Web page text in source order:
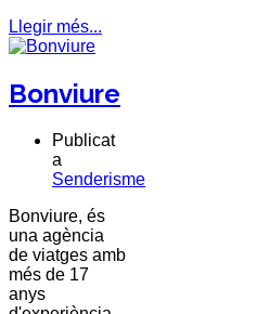
Llegir més...
Bonviure
Publicat
a
Senderisme
Bonviure, és
una agència
de viatges amb
més de 17
anys